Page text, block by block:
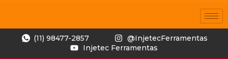
(11) 98477-2857
@InjetecFerramentas
Injetec Ferramentas